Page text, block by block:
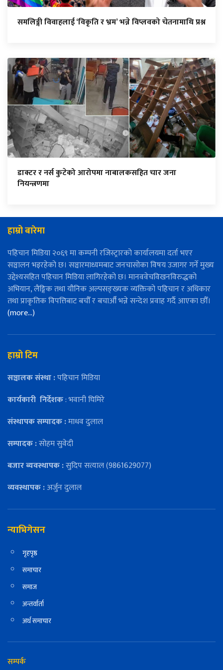
समलिङ्गी विवाहलाई ‘विकृति र भ्रम’ भन्ने विप्लवको चेतनामाथि प्रश्न
डाक्टर र नर्स कुटेको आरोपमा नाबालकसहित चार जना
नियन्त्रणमा
हाम्रो बारेमा
पहिचान मिडिया २०६९ मा कम्पनी रजिस्ट्रारको कार्यालयमा दर्ता भएर
सञ्चालन भइरहेको छ। सञ्चारमाध्यमबाट जनचासोका विषय उजागर गर्ने मुख्य
उद्देश्यसहित पहिचान मिडिया लागिरहेको छ। मानववेचविखनविरुद्धको
अभियान, लैङ्गिक तथा यौनिक अल्पसङ्ख्यक व्यक्तिको पहिचान र अधिकार
तथा प्राकृतिक विपत्तिबाट बचौँ र बचाऔँ भन्ने सन्देश प्रवाह गर्दै आएका छौँ।
(more…)
हाम्रो टिम
सञ्चालक संस्था :पहिचान मिडिया
कार्यकारी निर्देशक: भवानी घिमिरे
संस्थापक सम्पादक :माधव दुलाल
सम्पादक :सोहम सुवेदी
बजार ब्यवस्थापक :सुदिप सत्याल (9861629077)
व्यवस्थापक :अर्जुन दुलाल
न्याभिगेसन
गृहपृष्ठ
समाचार
समाज
अन्तर्वार्ता
अर्थ समाचार
सम्पर्क